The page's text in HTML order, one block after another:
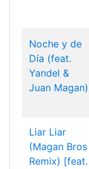
Noche y de
Día (feat.
Yandel &
Juan Magan)
Liar Liar
(Magan Bros
Remix) [feat.